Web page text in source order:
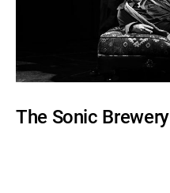
The Sonic Brewery